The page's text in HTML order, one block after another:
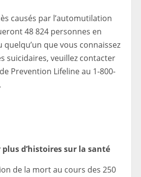
causés par l’automutilation
48 824 personnes en
quelqu’un que vous connaissez
suicidaires, veuillez contacter
Prevention Lifeline au 1-800-
d’histoires sur la santé
de la mort au cours des 250